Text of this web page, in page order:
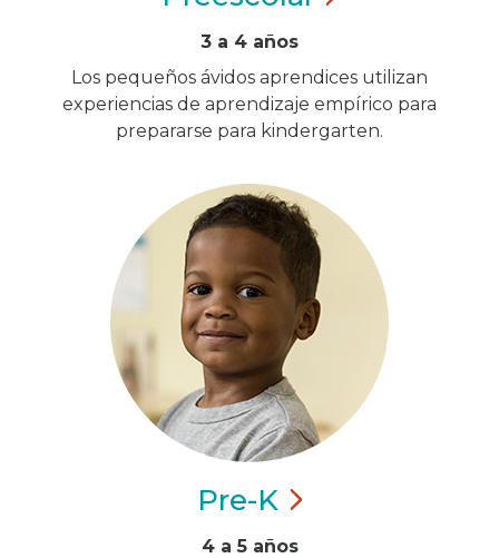
3 a 4 años
Los pequeños ávidos aprendices utilizan
experiencias de aprendizaje empírico para
prepararse para kindergarten.
Pre-K
4 a 5 años